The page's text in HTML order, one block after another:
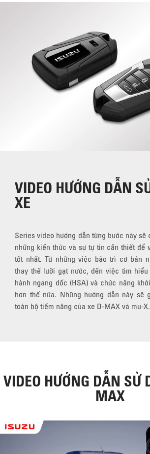
VIDEO HƯỚNG DẪN
XE
Series video hướng dẫn từng bước này sẽ
những kiến thức và sự tự tin cần thiết để
tốt nhất. Từ những việc bảo trì cơ bản
thay thế lưỡi gạt nước, đến việc tìm
hành ngang dốc (HSA) và chức năng
hơn thế nữa. Những hướng dẫn này sẽ
toàn bộ tiềm năng của xe D-MAX và mu-X.
VIDEO HƯỚNG DẪN SỬ
MAX